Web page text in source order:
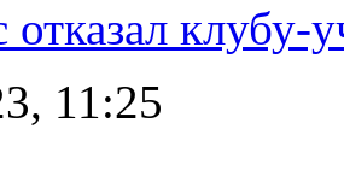
отказал клубу-
11:25